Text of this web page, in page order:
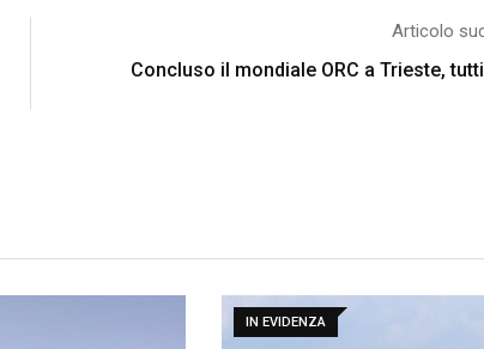
Articolo
Concluso il mondiale ORC a Trieste,
IN EVIDENZA